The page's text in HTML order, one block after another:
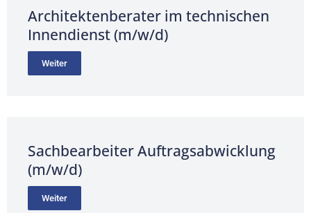
Architektenberater im technischen
Innendienst (m/w/d)
Weiter
Sachbearbeiter Auftragsabwicklung
(m/w/d)
Weiter